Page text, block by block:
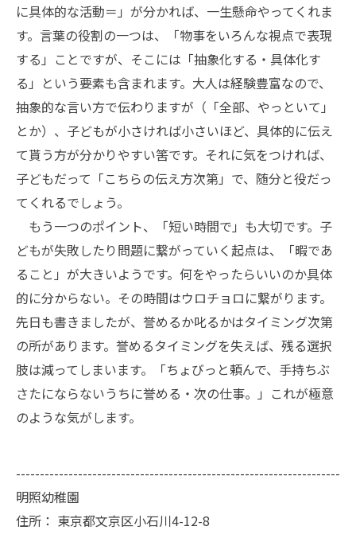
に具体的な活動＝」が分かれば、一生懸命やってくれま
す。言葉の役割の一つは、「物事をいろんな視点で表現
する」ことですが、そこには「抽象化する・具体化す
る」という要素も含まれます。大人は経験豊富なので、
抽象的な言い方で伝わりますが（「全部、やっといて」
とか）、子どもが小さければ小さいほど、具体的に伝え
て貰う方が分かりやすい筈です。それに気をつければ、
子どもだって「こちらの伝え方次第」で、随分と役だっ
てくれるでしょう。
もう一つのポイント、「短い時間で」も大切です。子
どもが失敗したり問題に繋がっていく起点は、「暇であ
ること」が大きいようです。何をやったらいいのか具体
的に分からない。その時間はウロチョロに繋がります。
先日も書きましたが、誉めるか叱るかはタイミング次第
の所があります。誉めるタイミングを失えば、残る選択
肢は減ってしまいます。「ちょびっと頼んで、手持ちぶ
さたにならないうちに誉める・次の仕事。」これが極意
のような気がします。
--------------------------------------------------------------------
明照幼稚園
住所： 東京都文京区小石川4-12-8